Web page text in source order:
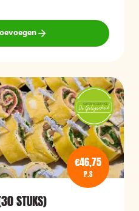
of bijeenkomst.
€46,75
P.S
STUKS)